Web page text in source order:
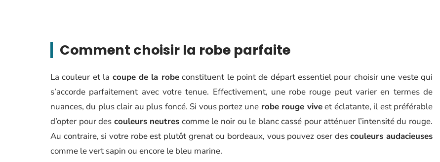
Comment choisir la robe parfaite
La couleur et la coupe de la robeconstituent le point de départ essentiel pour choisir une veste qui
s’accorde parfaitement avec votre tenue. Effectivement, une robe rouge peut varier en termes de
nuances, du plus clair au plus foncé. Si vous portez une robe rouge viveet éclatante, il est préférable
d’opter pour des couleurs neutres comme le noir ou le blanc cassé pour atténuer l’intensité du rouge.
Au contraire, si votre robe est plutôt grenat ou bordeaux, vous pouvez oser descouleurs audacieuses
comme le vert sapin ou encore le bleu marine.